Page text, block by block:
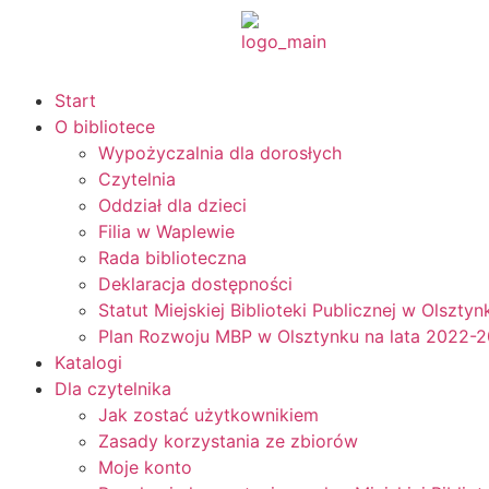
Start
O bibliotece
Wypożyczalnia dla dorosłych
Czytelnia
Oddział dla dzieci
Filia w Waplewie
Rada biblioteczna
Deklaracja dostępności
Statut Miejskiej Biblioteki Publicznej w
Plan Rozwoju MBP w Olsztynku na lata 2022-
Katalogi
Dla czytelnika
Jak zostać użytkownikiem
Zasady korzystania ze zbiorów
Moje konto